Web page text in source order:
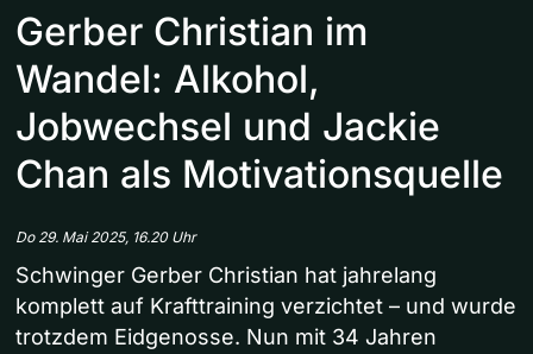
Gerber Christian im
Wandel: Alkohol,
Jobwechsel und Jackie
Chan als Motivationsquelle
Do 29. Mai 2025, 16.20 Uhr
Schwinger Gerber Christian hat jahrelang
komplett auf Krafttraining verzichtet – und wurde
trotzdem Eidgenosse. Nun mit 34 Jahren